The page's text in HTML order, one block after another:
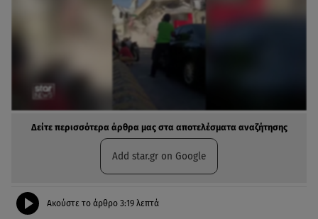
Δείτε περισσότερα άρθρα μας στα αποτελέσματα αναζήτησης
Add star.gr on Google
Ακούστε το άρθρο 3:19 λεπτά